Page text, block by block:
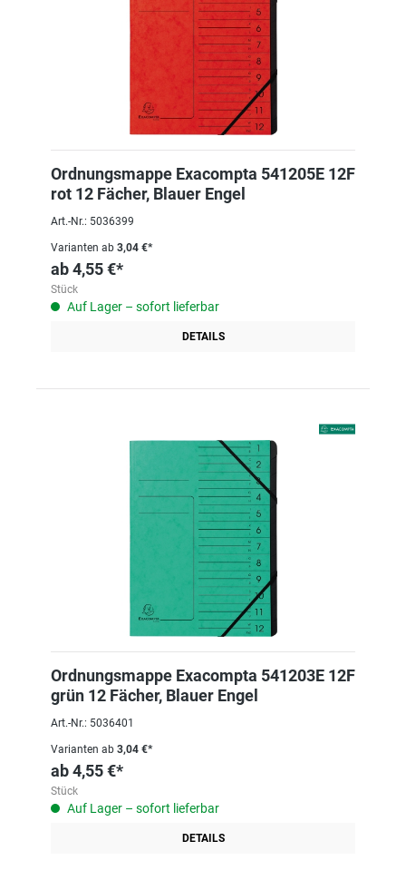
Ordnungsmappe Exacompta 541205E 12F
rot 12 Fächer, Blauer Engel
Art.-Nr.: 5036399
Varianten ab 3,04 €*
ab4,55 €*
Stück
Auf Lager – sofort lieferbar
DETAILS
Ordnungsmappe Exacompta 541203E 12F
grün 12 Fächer, Blauer Engel
Art.-Nr.: 5036401
Varianten ab 3,04 €*
ab4,55 €*
Stück
Auf Lager – sofort lieferbar
DETAILS